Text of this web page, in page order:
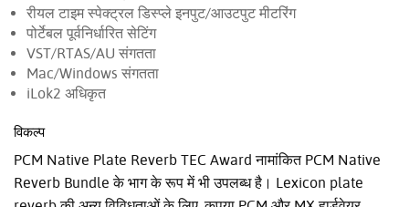
रीयल टाइम स्पेक्ट्रल डिस्प्ले इनपुट/आउटपुट मीटरिंग
पोर्टेबल पूर्वनिर्धारित सेटिंग
VST/RTAS/AU संगतता
Mac/Windows संगतता
iLok2 अधिकृत
विकल्प
PCM Native Plate Reverb TEC Award नामांकित PCM Native
Reverb Bundle के भाग के रूप में भी उपलब्ध है। Lexicon plate